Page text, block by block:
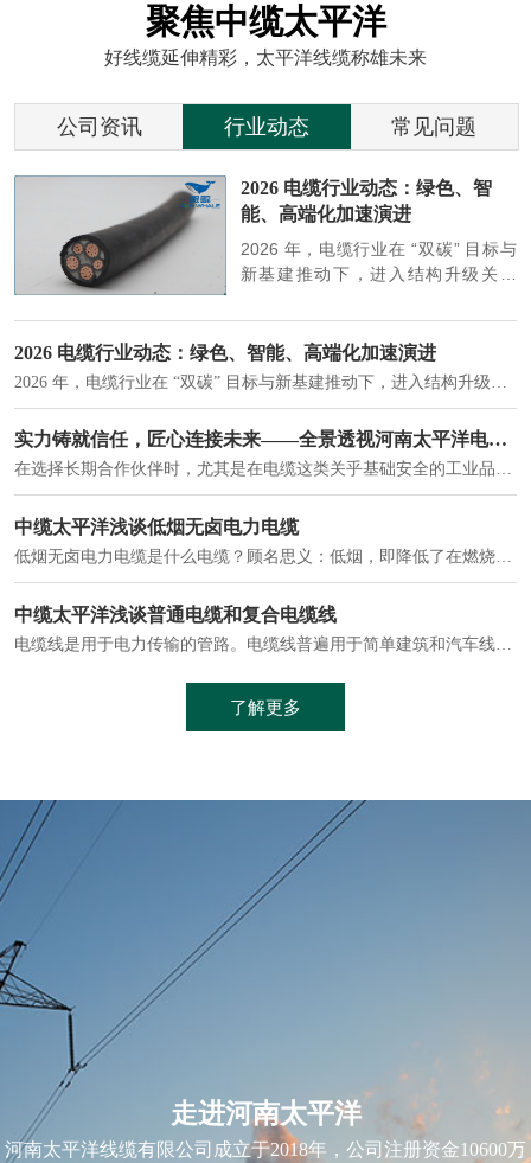
聚焦中缆太平洋
好线缆延伸精彩，太平洋线缆称雄未来
公司资讯 行业动态 常见问题
2026 电缆行业动态：绿色、智
能、高端化加速演进
2026 年，电缆行业在 “双碳” 目标与
新基建推动下，进入结构升级关键
大清晰趋势，市场格局持续优化。
2026 电缆行业动态：绿色、智能、高端化加速演进
实力铸就信任，匠心连接未来——全景透视河南太平洋电缆厂
在选择长期合作伙伴时，尤其是在电缆这类关乎基础安全的工业品上，供应商的“内在实力”远比一纸报价单更重要。今天，我们邀请您“云参观”河南太平洋电缆厂，透过每一个细节，看我们如何将“可靠”二字，铸入每一米电缆。
中缆太平洋浅谈低烟无卤电力电缆
低烟无卤电力电缆是什么电缆？顾名思义：低烟，即降低了在燃烧时有害物体的产生；卤素对于人体来说是一种有毒气体，无卤就是没有毒气体的释放，通常是针对电缆遇火灾时而言的。低烟无卤电力电缆又可以称之为环保电缆，低烟无卤电缆大多数用于医院和对环境卫生要求比较严格的地方。
中缆太平洋浅谈普通电缆和复合电缆线
电缆线是用于电力传输的管路。电缆线普遍用于简单建筑和汽车线材，作为能源输送缆线，电缆线的复杂结构勿庸置疑。根据目标功能，电缆线具有以下一些特点：建筑用和车用线材要求轻质、大批量生产、价格低廉、具有相当的电学和力学性能和长时间的耐老化性能；工业用线材必须具有符合客户要求的性能；
了解更多
走进河南太平洋
河南太平洋线缆有限公司成立于2018年，公司注册资金10600万